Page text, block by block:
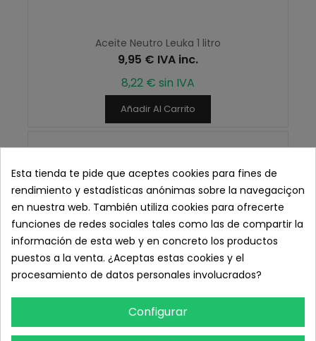
Aceite Neutro Leuka 1 litro
9,95 € IVA inc.
8,22 € sin IVA
Añadir Al Carrito
Esta tienda te pide que aceptes cookies para fines de
rendimiento y estadísticas anónimas sobre la navegaciçon
en nuestra web. También utiliza cookies para ofrecerte
funciones de redes sociales tales como las de compartir la
información de esta web y en concreto los productos
puestos a la venta. ¿Aceptas estas cookies y el
procesamiento de datos personales involucrados?
Configurar